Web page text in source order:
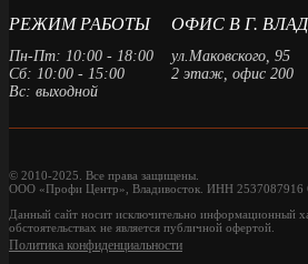
РЕЖИМ РАБОТЫ
Пн-Пт: 10:00 - 18:00
Сб: 10:00 - 15:00
Вс: выходной
ОФИС В Г.
ул.Маковского, 95
2 этаж, офис 200
© 2010-2025. Все права защищены.
ООО «Профи Центр», Владивосток. ИНН 2537087916
Данный сайт носит исключительно информационный
обстоятельствах не является публичной офертой.
Политика конфиденциальности